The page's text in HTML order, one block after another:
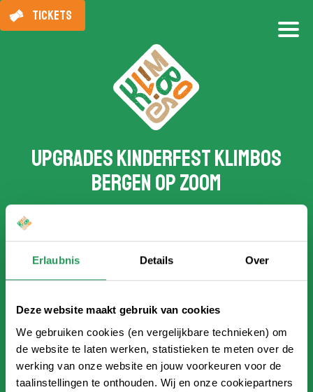
Erlaubnis Details Over
Deze website maakt gebruik van cookies
We gebruiken cookies (en vergelijkbare technieken) om
de website te laten werken, statistieken te meten over de
werking van onze website en jouw voorkeuren voor de
taalinstellingen te onthouden. Wij en onze cookiepartners
TICKETS
Upgrades Kinderfest Klimbos
Bergen op Zoom
Peppen Sie Ihre Kletterparty auf, indem Sie ein
Kindern möglich und beinhaltet Getränke, ein
Geschenk für das Geburtstagskind und ein
Souvenir. Sie können das Upgrade unten
vornehmen.